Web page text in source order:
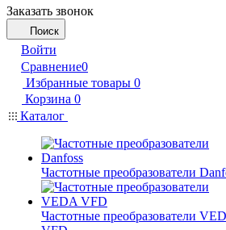
Заказать звонок
Поиск
Войти
Сравнение0
Избранные товары 0
Корзина 0
Каталог
Частотные преобразователи
Частотные преобразователи